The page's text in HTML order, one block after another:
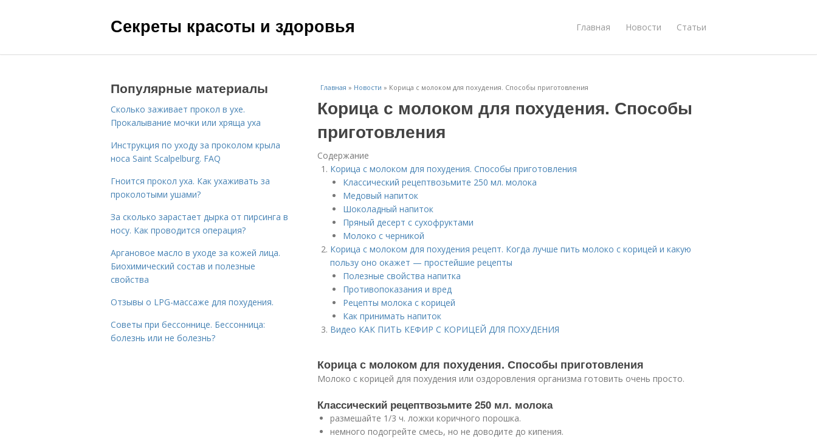
Секреты красоты и здоровья Главная Новости Статьи
Главная » Новости » Корица с молоком для похудения. Способы приготовления
Корица с молоком для похудения. Способы
приготовления
Содержание
Корица с молоком для похудения. Способы приготовления
Классический рецептвозьмите 250 мл. молока
Медовый напиток
Шоколадный напиток
Пряный десерт с сухофруктами
Молоко с черникой
Корица с молоком для похудения рецепт. Когда лучше пить молоко с корицей и какую
пользу оно окажет — простейшие рецепты
Полезные свойства напитка
Противопоказания и вред
Рецепты молока с корицей
Как принимать напиток
Видео КАК ПИТЬ КЕФИР С КОРИЦЕЙ ДЛЯ ПОХУДЕНИЯ
Корица с молоком для похудения. Способы приготовления
Молоко с корицей для похудения или оздоровления организма готовить очень просто.
Классический рецептвозьмите 250 мл. молока
размешайте 1/3 ч. ложки коричного порошка.
немного подогрейте смесь, но не доводите до кипения.
Популярные материалы
Сколько заживает прокол в ухе.
Прокалывание мочки или хряща уха
Инструкция по уходу за проколом крыла
носа Saint Scalpelburg. FAQ
Гноится прокол уха. Как ухаживать за
проколотыми ушами?
За сколько зарастает дырка от пирсинга в
носу. Как проводится операция?
Аргановое масло в уходе за кожей лица.
Биохимический состав и полезные
свойства
Отзывы о LPG-массаже для похудения.
Советы при бессоннице. Бессонница:
болезнь или не болезнь?